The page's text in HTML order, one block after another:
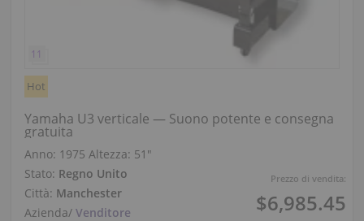
Prezzo di vendita:
$6,985.45
Hot
Yamaha U3 verticale — Suono potente e consegna
gratuita
Anno: 1975 Altezza: 51″
Stato: Regno Unito
Città: Manchester
Azienda/ Venditore